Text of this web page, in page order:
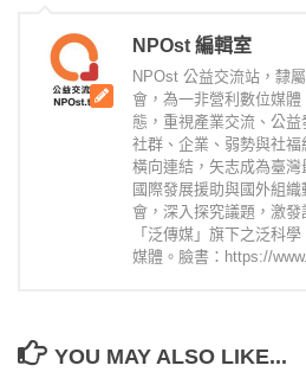
NPOst 編輯室
NPOst 公益交流站，隸
會，為一非營利數位媒
態，重視產業交流、公益
社群、企業、弱勢與社
橫向連結，矢志成為臺
國際發展援助與國外組
會，深入探究議題，激
「泛傳媒」旗下之泛科
媒體。臉書：https://
YOU MAY ALSO LIKE...